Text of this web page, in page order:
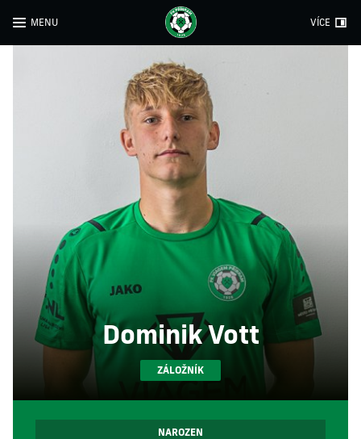
MENU VÍCE
Dominik Vott
ZÁLOŽNÍK
NAROZEN